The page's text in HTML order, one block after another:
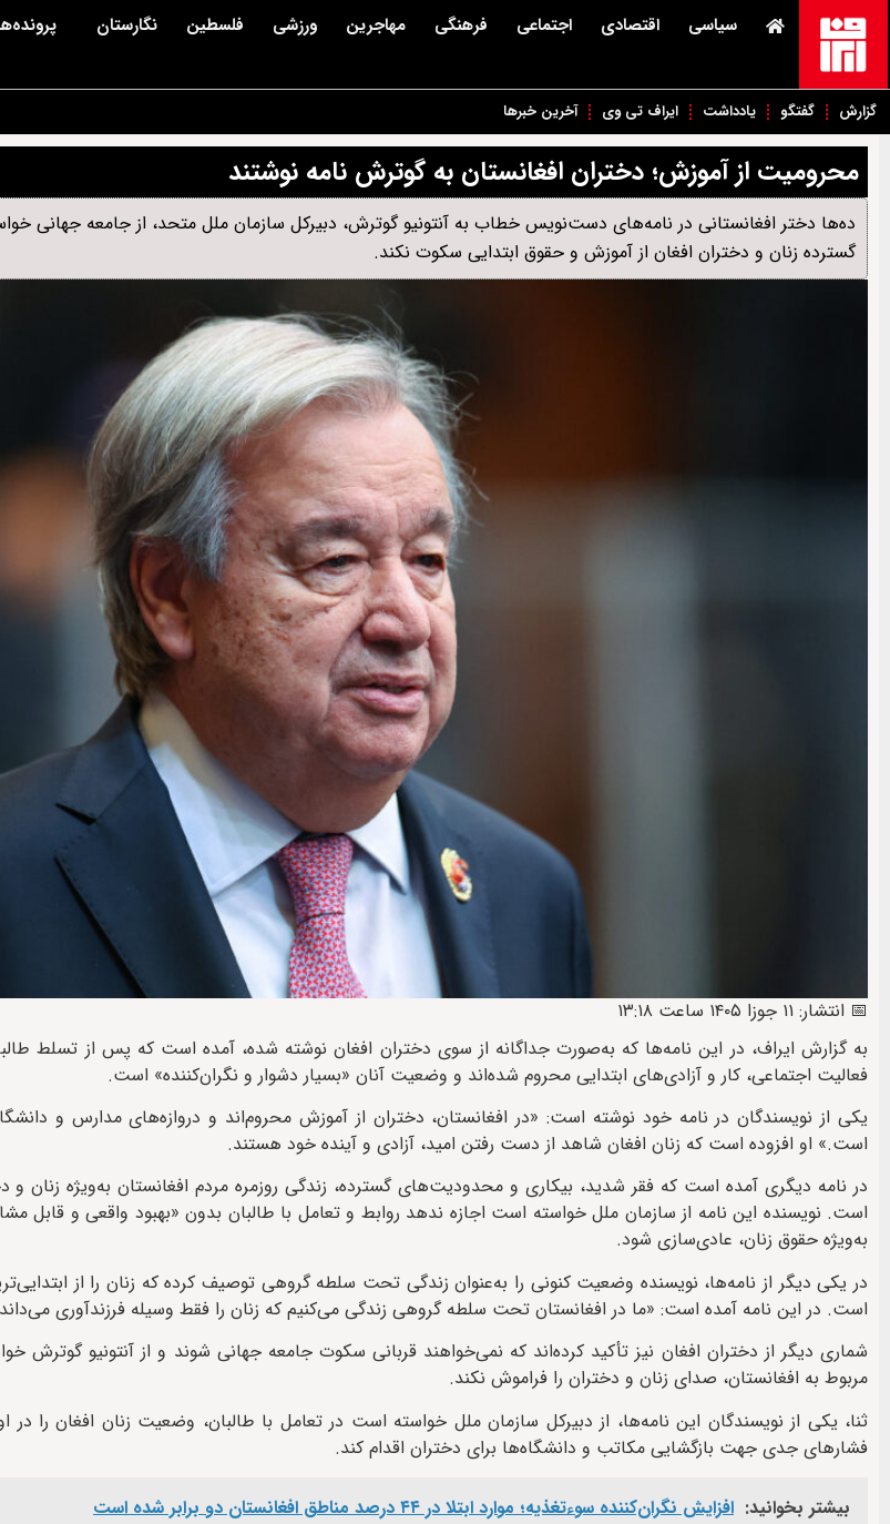
سیاسی اقتصادی اجتماعی فرهنگی مهاجرین ورزشی فلسطین نگارستان
گزارش گفتگو یادداشت ایراف تی وی آخرین خبرها
محرومیت از آموزش؛ دختران افغانستان به گوترش نامه نوشتند
ده‌ها دختر افغانستانی در نامه‌های دست‌نویس خطاب به آنتونیو گوترش، دبیرکل سازمان ملل متحد، از جامعه جهانی
گسترده زنان و دختران افغان از آموزش و حقوق ابتدایی سکوت نکند.
📅 انتشار: ۱۱ جوزا ۱۴۰۵ ساعت ۱۳:۱۸
به گزارش ایراف، در این نامه‌ها که به‌صورت جداگانه از سوی دختران افغان نوشته شده، آمده است که پس از تسلط
فعالیت اجتماعی، کار و آزادی‌های ابتدایی محروم شده‌اند و وضعیت آنان «بسیار دشوار و نگران‌کننده» است.
یکی از نویسندگان در نامه خود نوشته است: «در افغانستان، دختران از آموزش محروم‌اند و دروازه‌های مدارس و
است.» او افزوده است که زنان افغان شاهد از دست رفتن امید، آزادی و آینده خود هستند.
در نامه دیگری آمده است که فقر شدید، بیکاری و محدودیت‌های گسترده، زندگی روزمره مردم افغانستان به‌ویژه زنان و
است. نویسنده این نامه از سازمان ملل خواسته است اجازه ندهد روابط و تعامل با طالبان بدون «بهبود واقعی و قابل
به‌ویژه حقوق زنان، عادی‌سازی شود.
در یکی دیگر از نامه‌ها، نویسنده وضعیت کنونی را به‌عنوان زندگی تحت سلطه گروهی توصیف کرده که زنان را از
است. در این نامه آمده است: «ما در افغانستان تحت سلطه گروهی زندگی می‌کنیم که زنان را فقط وسیله فرزندآوری
شماری دیگر از دختران افغان نیز تأکید کرده‌اند که نمی‌خواهند قربانی سکوت جامعه جهانی شوند و از آنتونیو گوترش
مربوط به افغانستان، صدای زنان و دختران را فراموش نکند.
ثنا، یکی از نویسندگان این نامه‌ها، از دبیرکل سازمان ملل خواسته است در تعامل با طالبان، وضعیت زنان افغان را در
فشارهای جدی جهت بازگشایی مکاتب و دانشگاه‌ها برای دختران اقدام کند.
بیشتر بخوانید: افزایش نگران‌کننده سوءتغذیه؛ موارد ابتلا در ۴۴ درصد مناطق افغانستان دو برابر شده است